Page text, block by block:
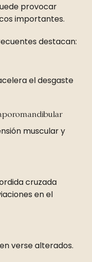
provocar
importantes.
destacan:
el desgaste
muscular y
cruzada
en el
verse alterados.